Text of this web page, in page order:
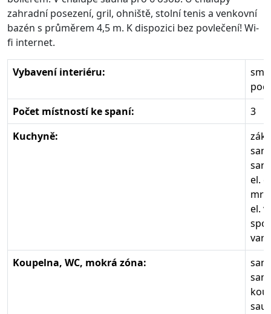
zahradní posezení, gril, ohniště, stolní tenis a venkovní
bazén s průměrem 4,5 m. K dispozici bez povlečení! Wi-
fi internet.
Vybavení interiéru:
Počet místností ke spaní:
3
Kuchyně:
el.
el.
Koupelna, WC, mokrá zóna: